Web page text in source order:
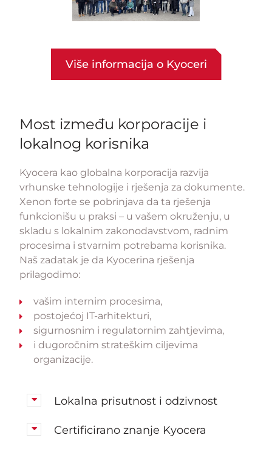
Više informacija o Kyoceri
Most između korporacije i
lokalnog korisnika
Kyocera kao globalna korporacija razvija
vrhunske tehnologije i rješenja za dokumente.
Xenon forte se pobrinjava da ta rješenja
funkcionišu u praksi – u vašem okruženju, u
skladu s lokalnim zakonodavstvom, radnim
procesima i stvarnim potrebama korisnika.
Naš zadatak je da Kyocerina rješenja
prilagodimo:
vašim internim procesima,
postojećoj IT-arhitekturi,
sigurnosnim i regulatornim zahtjevima,
i dugoročnim strateškim ciljevima
organizacije.
Lokalna prisutnost i odzivnost
Certificirano znanje Kyocera